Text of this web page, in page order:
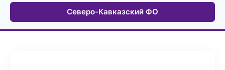
Северо-Кавказский ФО